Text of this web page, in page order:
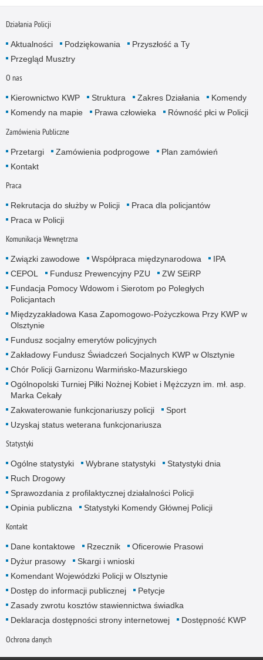
Działania Policji
Aktualności Podziękowania
Przyszłość a Ty
Przegląd Musztry
O nas
Kierownictwo KWP Struktura Zakres Działania
Komendy
Komendy na mapie
Prawa człowieka Równość płci w Policji
Zamówienia Publiczne
Przetargi Zamówienia podprogowe
Plan zamówień
Kontakt
Praca
Rekrutacja do służby w Policji
Praca dla policjantów
Praca w Policji
Komunikacja Wewnętrzna
Związki zawodowe Współpraca międzynarodowa
IPA
CEPOL
Fundusz Prewencyjny PZU
ZW SEiRP
Fundacja Pomocy Wdowom i Sierotom po Poległych
Policjantach
Międzyzakładowa Kasa Zapomogowo-Pożyczkowa Przy KWP w
Olsztynie
Fundusz socjalny emerytów policyjnych
Zakładowy Fundusz Świadczeń Socjalnych KWP w Olsztynie
Chór Policji Garnizonu Warmińsko-Mazurskiego
Ogólnopolski Turniej Piłki Nożnej Kobiet i Mężczyzn im. mł. asp.
Marka Cekały
Zakwaterowanie funkcjonariuszy policji
Sport
Uzyskaj status weterana funkcjonariusza
Statystyki
Ogólne statystyki Wybrane statystyki
Statystyki dnia
Ruch Drogowy
Sprawozdania z profilaktycznej działalności Policji
Opinia publiczna
Statystyki Komendy Głównej Policji
Kontakt
Dane kontaktowe Rzecznik
Oficerowie Prasowi
Dyżur prasowy
Skargi i wnioski
Komendant Wojewódzki Policji w Olsztynie
Dostęp do informacji publicznej
Petycje
Zasady zwrotu kosztów stawiennictwa świadka
Deklaracja dostępności strony internetowej
Dostępność KWP
Ochrona danych